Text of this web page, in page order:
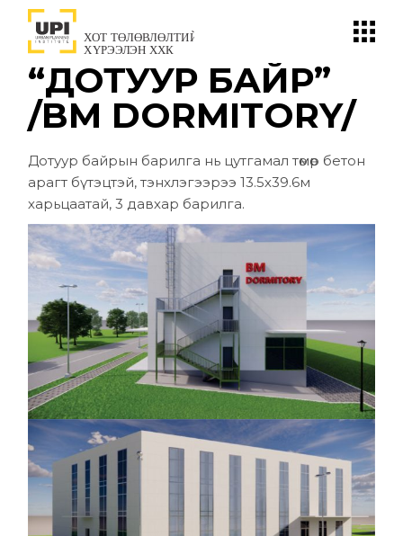
content
“ДОТУУР БАЙР”
/BM DORMITORY/
Дотуур байрын барилга нь цутгамал төмөр бетон
арагт бүтэцтэй, тэнхлэгээрээ 13.5х39.6м
харьцаатай, 3 давхар барилга.